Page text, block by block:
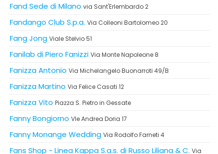
Fand Sede di Milano via Sant'Erlembardo 2
Fandango Club S.p.a. Via Colleoni Bartolomeo 20
Fang Jong Viale Stelvio 51
Fanilab di Piero Fanizzi Via Monte Napoleone 8
Fanizza Antonio Via Michelangelo Buonarroti 49/B
Fanizza Martino Via Felice Casati 12
Fanizza Vito Piazza S. Pietro in Gessate
Fanny Bongiorno Vle Andrea Doria 17
Fanny Monange Wedding Via Rodolfo Farneti 4
Fans Shop - Linea Kappa S.a.s. di Russo Liliana & C. Via